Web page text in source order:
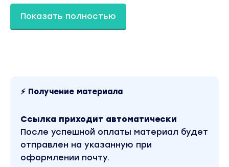
Как работать в рекламном кабинете
В чём отличия «Мастера кампаний» от
экспертного режима
Как подбирать ключевые слова
Показать полностью
⚡ Получение материала
Ссылка приходит автоматически
После успешной оплаты материал будет
отправлен на указанную при
оформлении почту.